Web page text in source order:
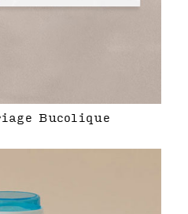
Bucolique